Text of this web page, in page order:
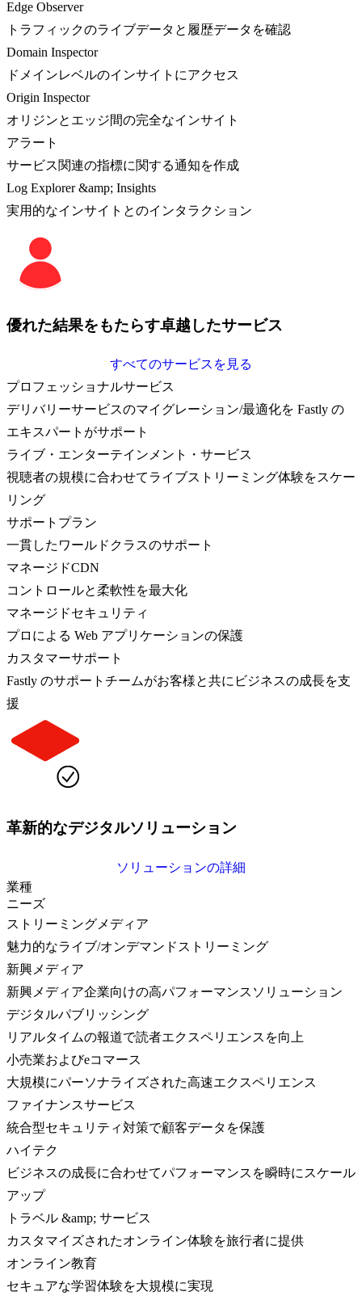
Edge Observer
トラフィックのライブデータと履歴データを確認
Domain Inspector
ドメインレベルのインサイトにアクセス
Origin Inspector
オリジンとエッジ間の完全なインサイト
アラート
サービス関連の指標に関する通知を作成
Log Explorer &amp; Insights
実用的なインサイトとのインタラクション
優れた結果をもたらす卓越したサービス
すべてのサービスを見る
プロフェッショナルサービス
デリバリーサービスのマイグレーション/最適化を Fastly の
エキスパートがサポート
ライブ・エンターテインメント・サービス
視聴者の規模に合わせてライブストリーミング体験をスケー
リング
サポートプラン
一貫したワールドクラスのサポート
マネージドCDN
コントロールと柔軟性を最大化
マネージドセキュリティ
プロによる Web アプリケーションの保護
カスタマーサポート
Fastly のサポートチームがお客様と共にビジネスの成長を支
援
革新的なデジタルソリューション
ソリューションの詳細
業種
ニーズ
ストリーミングメディア
魅力的なライブ/オンデマンドストリーミング
新興メディア
新興メディア企業向けの高パフォーマンスソリューション
デジタルパブリッシング
リアルタイムの報道で読者エクスペリエンスを向上
小売業およびeコマース
大規模にパーソナライズされた高速エクスペリエンス
ファイナンスサービス
統合型セキュリティ対策で顧客データを保護
ハイテク
ビジネスの成長に合わせてパフォーマンスを瞬時にスケール
アップ
トラベル &amp; サービス
カスタマイズされたオンライン体験を旅行者に提供
オンライン教育
セキュアな学習体験を大規模に実現